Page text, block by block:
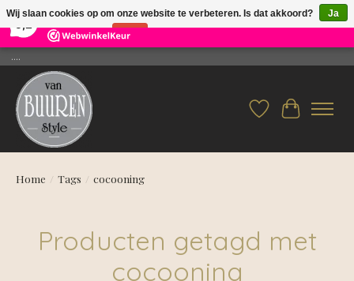
26 Reviews ×
....
Verlanglijst
Home / Tags / cocooning
Producten getagd met
cocooning
Wij slaan cookies op om onze website te verbeteren. Is dat akkoord?
Ja
Nee